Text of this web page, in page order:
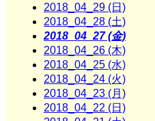
2018_04_29 (日)
2018_04_28 (土)
2018_04_27 (金)
2018_04_26 (木)
2018_04_25 (水)
2018_04_24 (火)
2018_04_23 (月)
2018_04_22 (日)